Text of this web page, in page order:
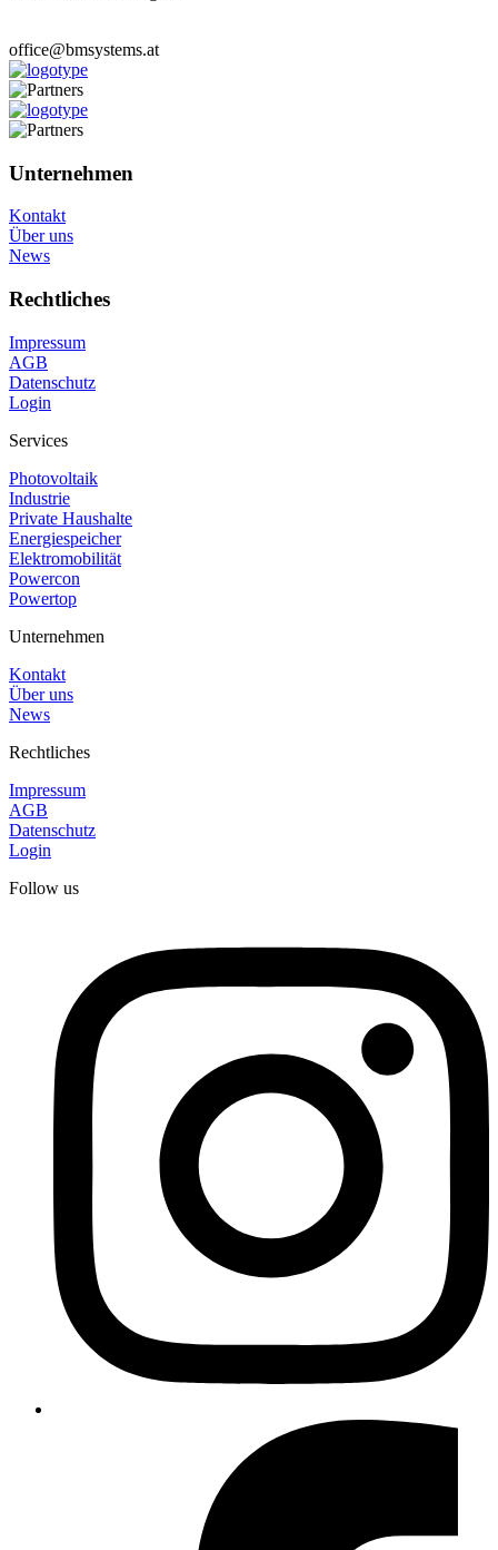
office@bmsystems.at
Unternehmen
Kontakt
Über uns
News
Rechtliches
Impressum
AGB
Datenschutz
Login
Services
Photovoltaik
Industrie
Private Haushalte
Energiespeicher
Elektromobilität
Powercon
Powertop
Unternehmen
Kontakt
Über uns
News
Rechtliches
Impressum
AGB
Datenschutz
Login
Follow us